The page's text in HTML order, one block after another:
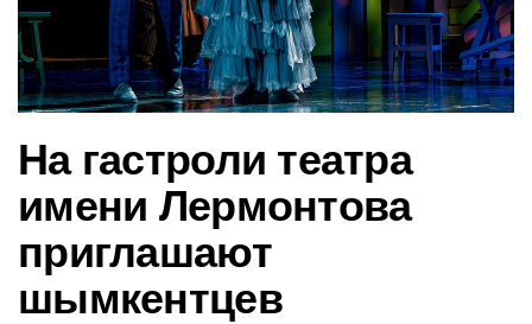
На гастроли театра
имени Лермонтова
приглашают
шымкентцев